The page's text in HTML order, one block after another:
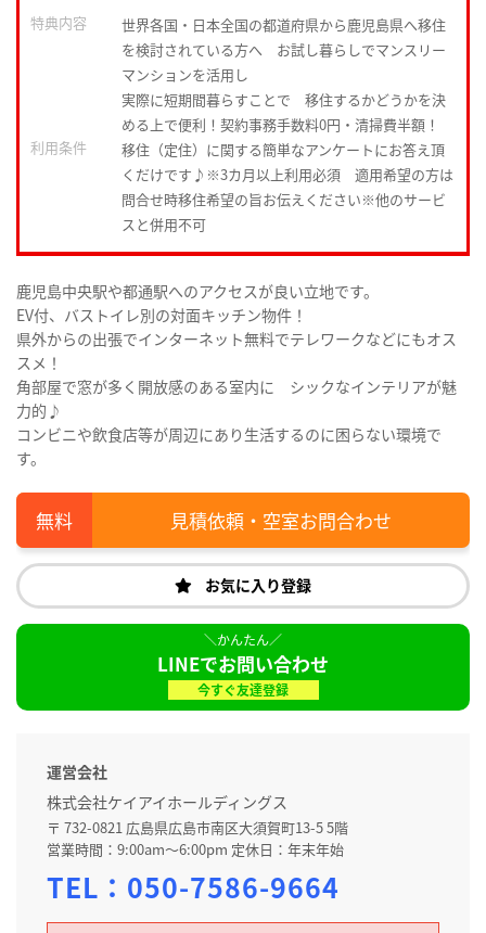
特典内容
世界各国・日本全国の都道府県から鹿児島県へ移住
を検討されている方へ お試し暮らしでマンスリー
マンションを活用し
実際に短期間暮らすことで 移住するかどうかを決
める上で便利！契約事務手数料0円・清掃費半額！
利用条件
移住（定住）に関する簡単なアンケートにお答え頂
くだけです♪※3カ月以上利用必須 適用希望の方は
問合せ時移住希望の旨お伝えください※他のサービ
スと併用不可
鹿児島中央駅や都通駅へのアクセスが良い立地です。
EV付、バストイレ別の対面キッチン物件！
県外からの出張でインターネット無料でテレワークなどにもオス
スメ！
角部屋で窓が多く開放感のある室内に シックなインテリアが魅
力的♪
コンビニや飲食店等が周辺にあり生活するのに困らない環境で
す。
見積依頼・空室お問合わせ
お気に入り登録
LINEでお問い合わせ
今すぐ友達登録
運営会社
株式会社ケイアイホールディングス
〒 732-0821 広島県広島市南区大須賀町13-5 5階
営業時間：9:00am～6:00pm 定休日：年末年始
TEL： 050-7586-9664